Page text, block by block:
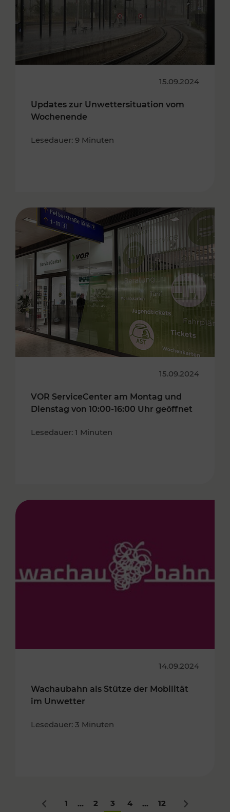
15.09.2024
Updates zur Unwettersituation vom
Wochenende
Lesedauer: 9 Minuten
15.09.2024
VOR ServiceCenter am Montag und
Dienstag von 10:00-16:00 Uhr geöffnet
Lesedauer: 1 Minuten
14.09.2024
Wachaubahn als Stütze der Mobilität
im Unwetter
Lesedauer: 3 Minuten
Zurück
1 ... 2 3 4 ... 12 Nächstes